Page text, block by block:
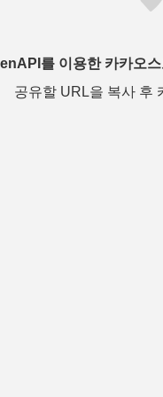
를 이용한 카카오
공유할 URL을 복사 후